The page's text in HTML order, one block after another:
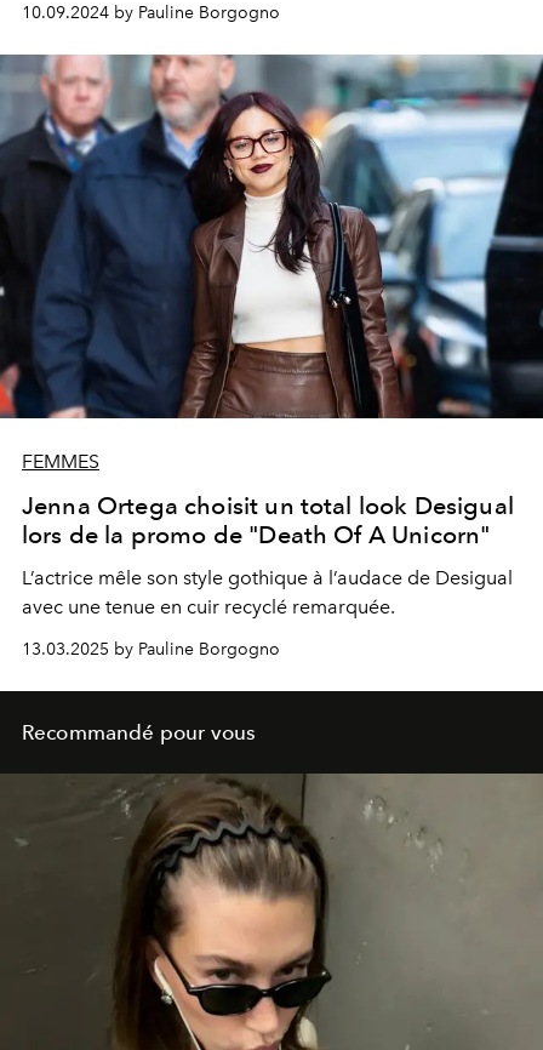
visage emblématique.
10.09.2024 by Pauline Borgogno
FEMMES
Jenna Ortega choisit un total look Desigual
lors de la promo de "Death Of A Unicorn"
L’actrice mêle son style gothique à l’audace de Desigual
avec une tenue en cuir recyclé remarquée.
13.03.2025 by Pauline Borgogno
Recommandé pour vous